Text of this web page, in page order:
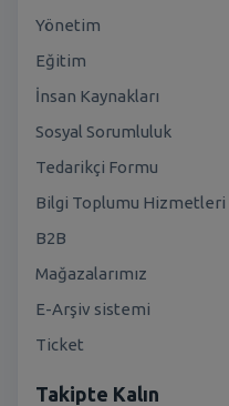
Yönetim
Eğitim
İnsan Kaynakları
Sosyal Sorumluluk
Tedarikçi Formu
Bilgi Toplumu Hizmetleri
B2B
Mağazalarımız
E-Arşiv sistemi
Ticket
Takipte Kalın